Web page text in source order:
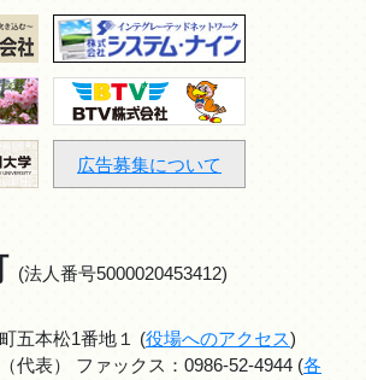
広告募集について
(法人番号5000020453412)
五本松1番地１ (役場へのアクセス)
（代表） ファックス：0986-52-4944 (各